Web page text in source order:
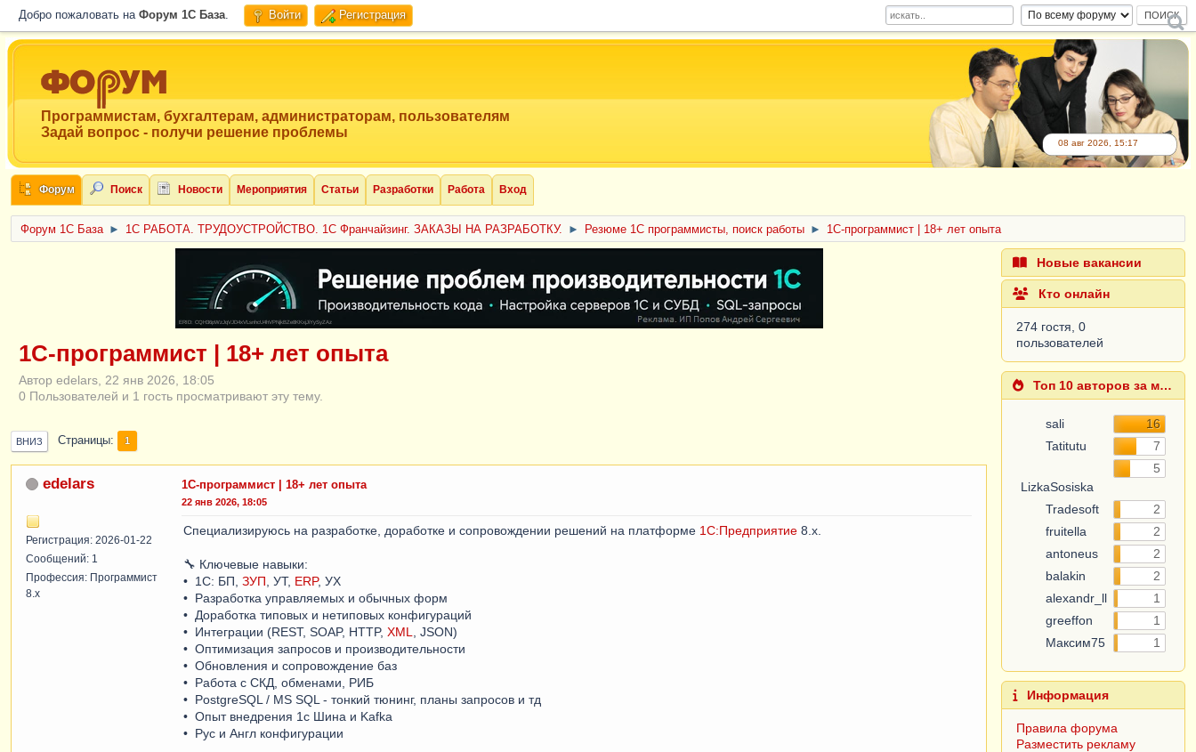
Добро пожаловать на Форум 1C База. Войти Регистрация
Программистам, бухгалтерам, администраторам, пользователям
Задай вопрос - получи решение проблемы
08 авг 2026, 15:17
Форум Поиск Новости Мероприятия Статьи Разработки Работа Вход
Форум 1C База ► 1С РАБОТА. ТРУДОУСТРОЙСТВО. 1С Франчайзинг. ЗАКАЗЫ НА РАЗРАБОТКУ. ► Резюме 1С программисты, поиск работы ► 1С-программист | 18+ лет опыта
ERID: CQH36pWzJqVJD4xVLsnhcU4hVPNjkBZe8KKxjJiYySyZAz
1С-программист | 18+ лет опыта
Автор edelars, 22 янв 2026, 18:05
0 Пользователей и 1 гость просматривают эту тему.
ВНИЗ Страницы 1
edelars
Регистрация: 2026-01-22
Сообщений: 1
Профессия: Программист
8.x
1С-программист | 18+ лет опыта
22 янв 2026, 18:05
Специализируюсь на разработке, доработке и сопровождении решений на платформе 1С:Предприятие 8.x.
🔧 Ключевые навыки:
• 1С: БП, ЗУП , УТ, ERP, УХ
• Разработка управляемых и обычных форм
• Доработка типовых и нетиповых конфигураций
• Интеграции (REST, SOAP, HTTP, XML
, JSON)
• Оптимизация запросов и производительности
• Обновления и сопровождение баз
• Работа с СКД, обменами, РИБ
• PostgreSQL / MS SQL - тонкий тюнинг, планы запросов и тд
• Опыт внедрения 1с Шина и Kafka
• Рус и Англ конфигурации
Новые вакансии
Кто онлайн
274 гостя, 0
пользователей
Топ 10 авторов за месяц
sali
16
Tatitutu
7
LizkaSosiska
5
Tradesoft
2
fruitella
2
antoneus
2
balakin
2
alexandr_ll
1
greeffon
1
Максим75
1
Информация
Правила форума
Разместить рекламу